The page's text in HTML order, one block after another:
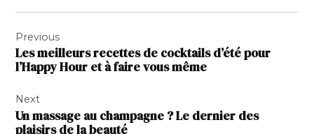
de
l’article
Previous
Les meilleurs recettes de cocktails d’été pour
l’Happy Hour et à faire vous même
Next
Un massage au champagne ? Le dernier des
plaisirs de la beauté